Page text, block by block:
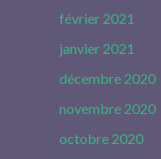
février 2021
janvier 2021
décembre 2020
novembre 2020
octobre 2020